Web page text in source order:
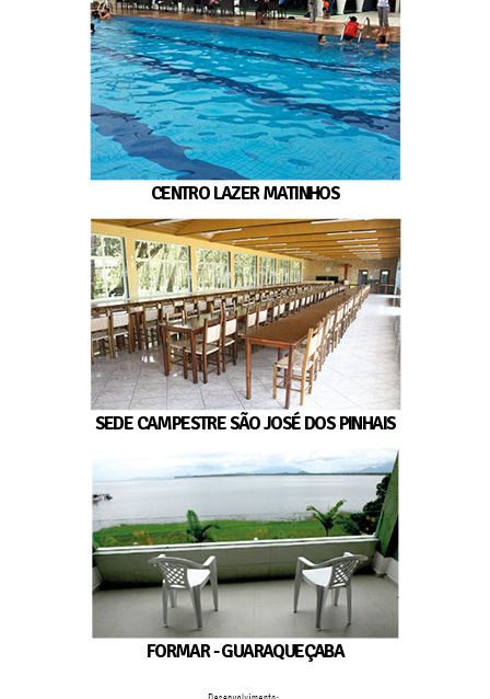
CENTRO LAZER MATINHOS
SEDE CAMPESTRE SÃO JOSÉ DOS PINHAIS
FORMAR - GUARAQUEÇABA